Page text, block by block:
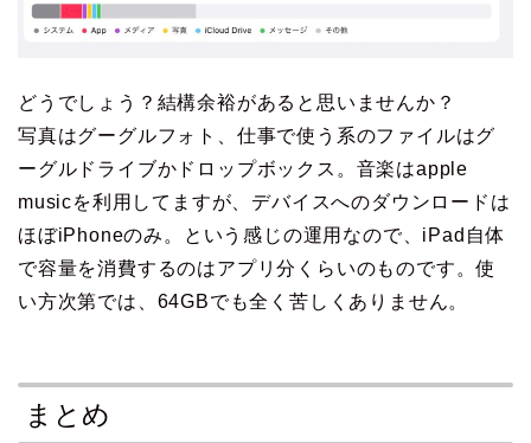
どうでしょう？結構余裕があると思いませんか？
写真はグーグルフォト、仕事で使う系のファイルはグ
ーグルドライブかドロップボックス。音楽はapple
musicを利用してますが、デバイスへのダウンロードは
ほぼiPhoneのみ。という感じの運用なので、iPad自体
で容量を消費するのはアプリ分くらいのものです。使
い方次第では、64GBでも全く苦しくありません。
まとめ